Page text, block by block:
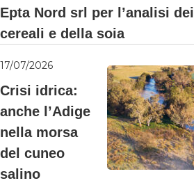
Epta Nord srl per l’analisi dei
cereali e della soia
17/07/2026
Crisi idrica:
anche l’Adige
nella morsa
del cuneo
salino